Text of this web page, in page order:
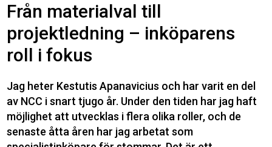
Från materialval till
projektledning – inköparens
roll i fokus
Jag heter Kestutis Apanavicius och har varit en del
av NCC i snart tjugo år. Under den tiden har jag haft
möjlighet att utvecklas i flera olika roller, och de
senaste åtta åren har jag arbetat som